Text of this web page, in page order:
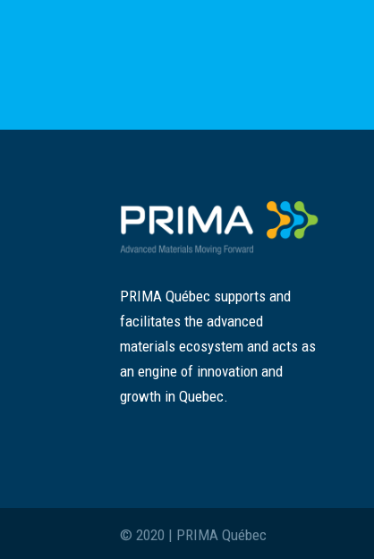
PRIMA Québec supports and
facilitates the advanced
materials ecosystem and acts as
an engine of innovation and
growth in Quebec.
© 2020 | PRIMA Québec